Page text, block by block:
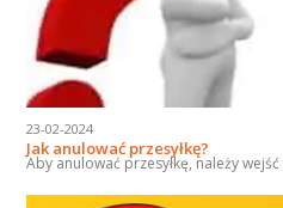
23-02-2024
Jak anulować przesyłkę?
Aby anulować przesyłkę, należy wejść